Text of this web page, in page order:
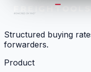
Structured buying
forwarders.
Product